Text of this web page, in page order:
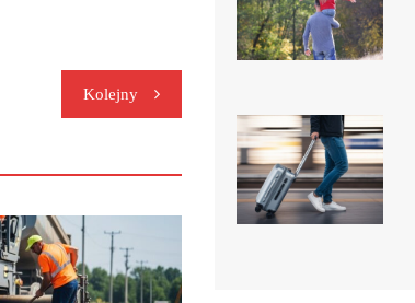
Kolejny